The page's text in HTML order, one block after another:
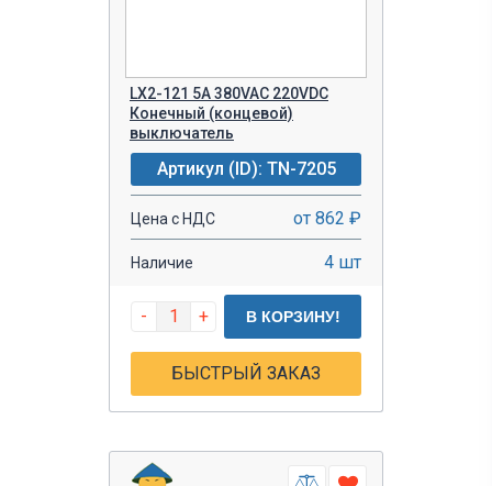
LX2-121 5A 380VAC 220VDC
Конечный (концевой)
выключатель
Артикул (ID): TN-7205
Цена с НДС от 862 ₽
Наличие 4 шт
- + В КОРЗИНУ!
БЫСТРЫЙ ЗАКАЗ